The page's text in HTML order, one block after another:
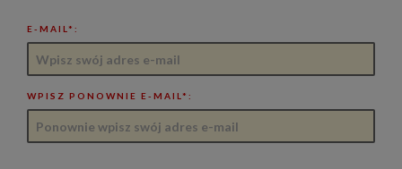
E-MAIL*:
WPISZ PONOWNIE E-MAIL*: